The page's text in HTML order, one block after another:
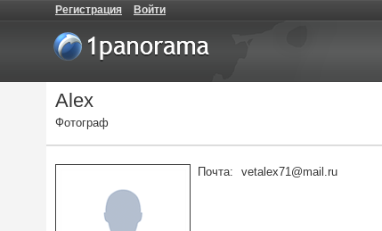
Регистрация Войти
Alex
Фотограф
Почта: vetalex71@mail.ru